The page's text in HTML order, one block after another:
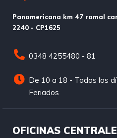
Panamericana km 47 ramal
2240 - CP1625
0348 4255480 - 81
De 10 a 18 - Todos los
Feriados
OFICINAS